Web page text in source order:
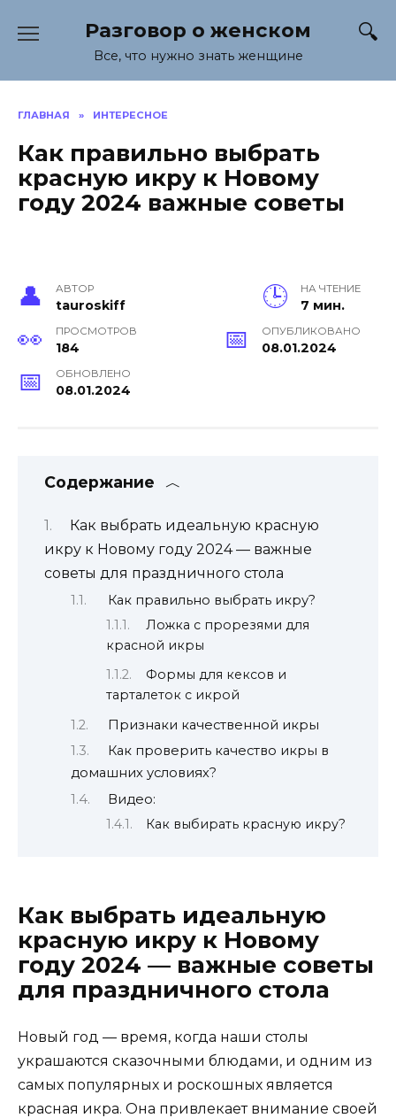
содержанию
Разговор о женском
Все, что нужно знать женщине
ГЛАВНАЯ » ИНТЕРЕСНОЕ
Как правильно выбрать
красную икру к Новому
году 2024 важные советы
АВТОР
tauroskiff
НА ЧТЕНИЕ
7 мин.
ПРОСМОТРОВ
184
ОПУБЛИКОВАНО
08.01.2024
ОБНОВЛЕНО
08.01.2024
Содержание
Как выбрать идеальную красную
икру к Новому году 2024 — важные
советы для праздничного стола
Как правильно выбрать икру?
Ложка с прорезями для
красной икры
Формы для кексов и
тарталеток с икрой
Признаки качественной икры
Как проверить качество икры в
домашних условиях?
Видео:
Как выбирать красную икру?
Как выбрать идеальную
красную икру к Новому
году 2024 — важные советы
для праздничного стола
Новый год — время, когда наши столы
украшаются сказочными блюдами, и одним из
самых популярных и роскошных является
красная икра. Она привлекает внимание своей